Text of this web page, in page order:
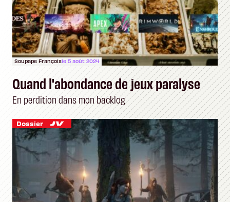
Soupape Françoisle 5 août 2024
Quand l'abondance de jeux paralyse
En perdition dans mon backlog
Dossier